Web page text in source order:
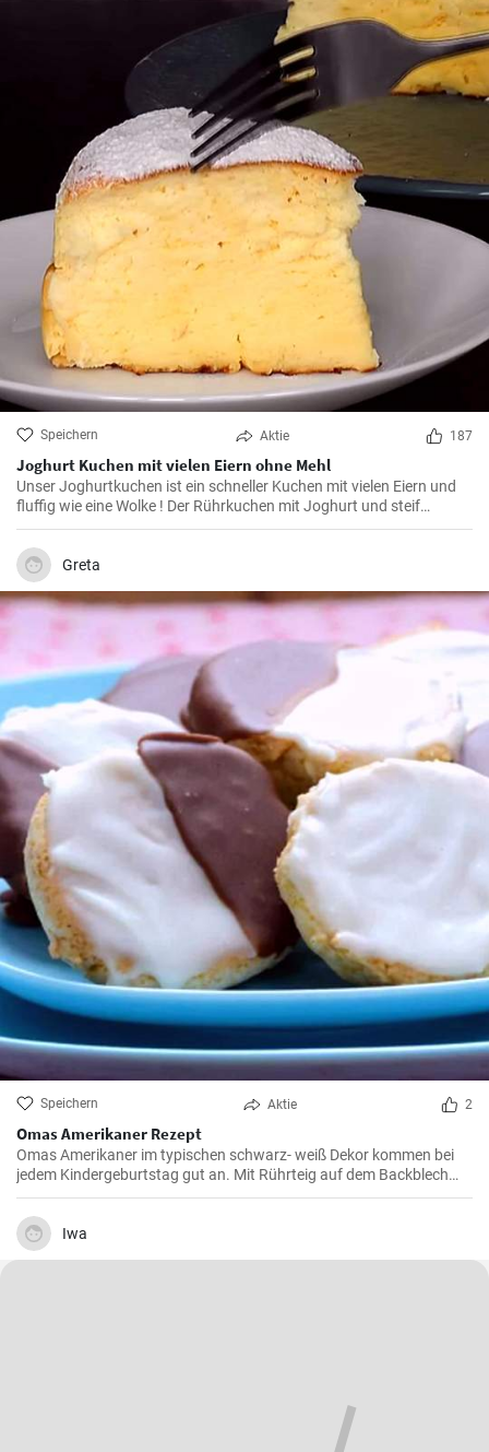
Speichern Aktie 187
Joghurt Kuchen mit vielen Eiern ohne Mehl
Unser Joghurtkuchen ist ein schneller Kuchen mit vielen Eiern und
fluffig wie eine Wolke ! Der Rührkuchen mit Joghurt und steif
geschlagenem Eiweiß (ohne Mehl) wird ihre Familie begeistern weil
er so flauschig und lecker ist.
Greta
Speichern Aktie 2
Omas Amerikaner Rezept
Omas Amerikaner im typischen schwarz- weiß Dekor kommen bei
jedem Kindergeburtstag gut an. Mit Rührteig auf dem Backblech
kann man sie einfach backen. Zuletzt werden die Amerikaner dick
mit Zuckerguß bestrichen.
Iwa